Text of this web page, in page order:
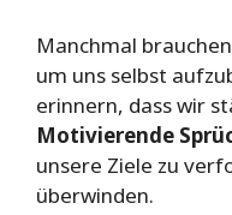
Manchmal
um uns selbst
erinnern, dass wir
Motivierende
unsere Ziele zu
überwinden.